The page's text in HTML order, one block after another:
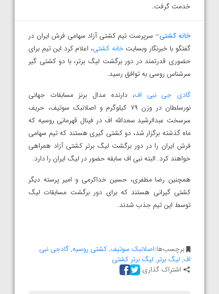
خدمت گرفت.
خانه کشتی– سرپرست تیم کشتی آزاد سهامی فرش ایران در
گفتگو با خبرنگار وبسایت خانه کشتی، اعلام کرد این تیم برای
حضوری قدرتمند در دور برگشت لیگ برتر، با دو کشتی گیر
سرشناس روسی به توافق رسید.
گادی جی نبی اف، دارنده مدال برنز مسابقات جهانی
نورسلطان در وزن ۷۹ کیلوگرم و اصلانبک سوتیف، حریف
سرسخت عبدالرشید سعدالله اف در فینال قهرمانی روسیه که
ماه گذشته برگزار شد، دو کشتی گیری هستند که تیم سهامی
فرش ایران را در دور برگشت لیگ برتر کشتی آزاد همراهی
خواهند کرد. البته نبی اف سابقه حضور در لیگ ایران را دارد.
همچنین رضا مظفری، حسین خداکرمی و امیر پرسته دیگر
کشتی گیرانی هستند که برای دور برگشت مسابقات لیگ
توسط این تیم جذب شدند.
برچسب‌ها:اصلانبک سوتیف,کشتی روسیه,گادجی نبی
اف, لیگ برتر, لیگ برتر کشتی
اشتراک گذاری: